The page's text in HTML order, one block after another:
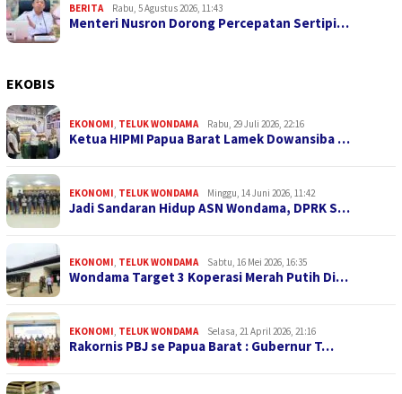
BERITA Rabu, 5 Agustus 2026, 11:43
Menteri Nusron Dorong Percepatan Sertipi…
EKOBIS
EKONOMI TELUK WONDAMA Rabu, 29 Juli 2026, 22:16
Ketua HIPMI Papua Barat Lamek Dowansiba …
EKONOMI TELUK WONDAMA Minggu, 14 Juni 2026, 11:42
Jadi Sandaran Hidup ASN Wondama, DPRK S…
EKONOMI TELUK WONDAMA Sabtu, 16 Mei 2026, 16:35
Wondama Target 3 Koperasi Merah Putih Di…
EKONOMI TELUK WONDAMA Selasa, 21 April 2026, 21:16
Rakornis PBJ se Papua Barat : Gubernur T…